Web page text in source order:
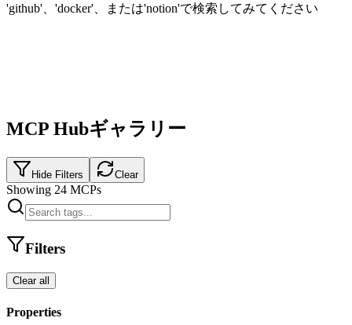
'github'、'docker'、または'notion'で検索してみてください
MCP Hubギャラリー
Hide Filters Clear
Showing 24 MCPs
Filters
Clear all
Properties